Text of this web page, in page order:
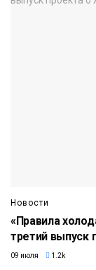
Новости
«Правила
третий выпуск
09 июля 1.2k